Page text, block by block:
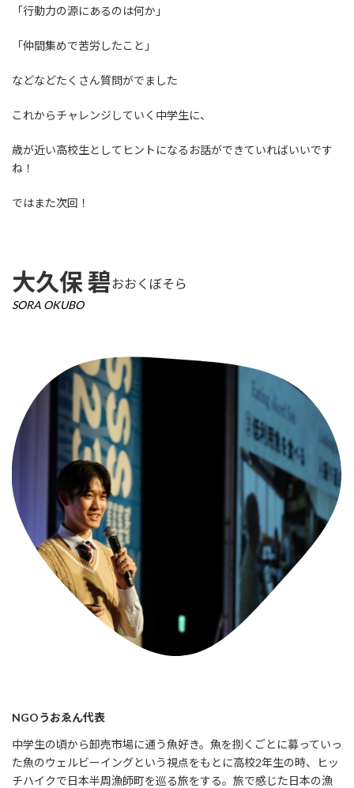
「行動力の源にあるのは何か」
「仲間集めで苦労したこと」
などなどたくさん質問がでました
これからチャレンジしていく中学生に、
歳が近い高校生としてヒントになるお話ができていればいいです
ね！
ではまた次回！
大久保 碧おおくぼそら
SORA OKUBO
NGOうおゑん代表
中学生の頃から卸売市場に通う魚好き。魚を捌くごとに募っていっ
た魚のウェルビーイングという視点をもとに高校2年生の時、ヒッ
チハイクで日本半周漁師町を巡る旅をする。旅で感じた日本の漁